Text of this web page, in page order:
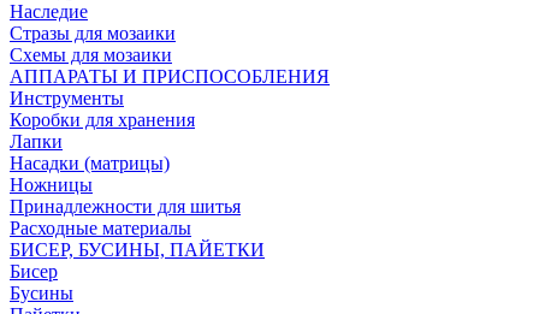
Наследие
Стразы для мозаики
Схемы для мозаики
АППАРАТЫ И ПРИСПОСОБЛЕНИЯ
Инструменты
Коробки для хранения
Лапки
Насадки (матрицы)
Ножницы
Принадлежности для шитья
Расходные материалы
БИСЕР, БУСИНЫ, ПАЙЕТКИ
Бисер
Бусины